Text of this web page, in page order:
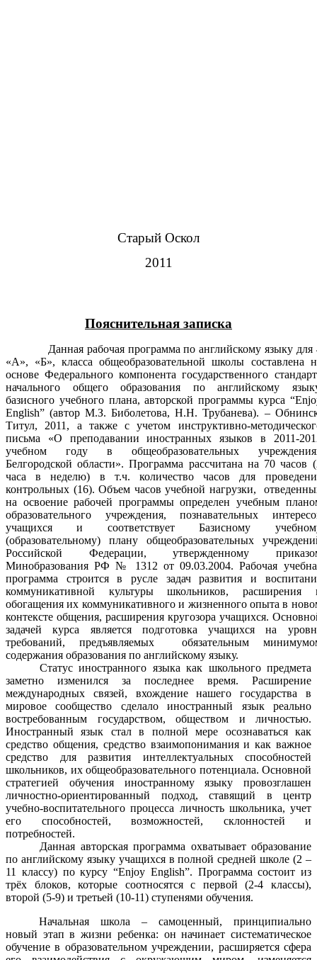
Старый Оскол
2011
Пояснительная записка
Данная рабочая программа по английскому языку для
«А», «Б», класса общеобразовательной школы составлена
основе Федерального компонента государственного
начального общего образования по английскому
базисного учебного плана, авторской программы курса
English” (автор М.З. Биболетова, Н.Н. Трубанева). –
Титул, 2011, а также с учетом инструктивно-
письма «О преподавании иностранных языков в 2011-
учебном году в общеобразовательных
Белгородской области». Программа рассчитана на 70 часов
часа в неделю) в т.ч. количество часов для
контрольных (16). Объем часов учебной нагрузки,
на освоение рабочей программы определен учебным
образовательного учреждения, познавательных
учащихся и соответствует Базисному
(образовательному) плану общеобразовательных
Российской Федерации, утвержденному
Минобразования РФ № 1312 от 09.03.2004. Рабочая
программа строится в русле задач развития и
коммуникативной культуры школьников, расширения
обогащения их коммуникативного и жизненного опыта в
контексте общения, расширения кругозора учащихся.
задачей курса является подготовка учащихся на
требований, предъявляемых обязательным
содержания образования по английскому языку.
Статус иностранного языка как школьного предмета
заметно изменился за последнее время. Расширение
международных связей, вхождение нашего государства в
мировое сообщество сделало иностранный язык реально
востребованным государством, обществом и личностью.
Иностранный язык стал в полной мере осознаваться как
средство общения, средство взаимопонимания и как важное
средство для развития интеллектуальных способностей
школьников, их общеобразовательного потенциала. Основной
стратегией обучения иностранному языку провозглашен
личностно-ориентированный подход, ставящий в центр
учебно-воспитательного процесса личность школьника, учет
его способностей, возможностей, склонностей и
потребностей.
Данная авторская программа охватывает образование
по английскому языку учащихся в полной средней школе (2 –
11 классу) по курсу “Enjoy English”. Программа состоит из
трёх блоков, которые соотносятся с первой (2-4 классы),
второй (5-9) и третьей (10-11) ступенями обучения.
Начальная школа – самоценный, принципиально
новый этап в жизни ребенка: он начинает систематическое
обучение в образовательном учреждении, расширяется сфера